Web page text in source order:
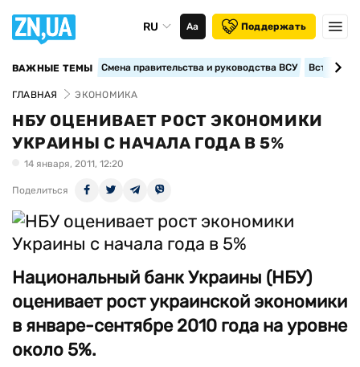
RU Аа Поддержать
ВАЖНЫЕ ТЕМЫ Смена правительства и руководства ВСУ
ГЛАВНАЯ ЭКОНОМИКА
НБУ ОЦЕНИВАЕТ РОСТ ЭКОНОМИКИ
УКРАИНЫ С НАЧАЛА ГОДА В 5%
14 января, 2011, 12:20
Поделиться
Национальный банк Украины (НБУ)
оценивает рост украинской экономики
в январе-сентябре 2010 года на уровне
около 5%.